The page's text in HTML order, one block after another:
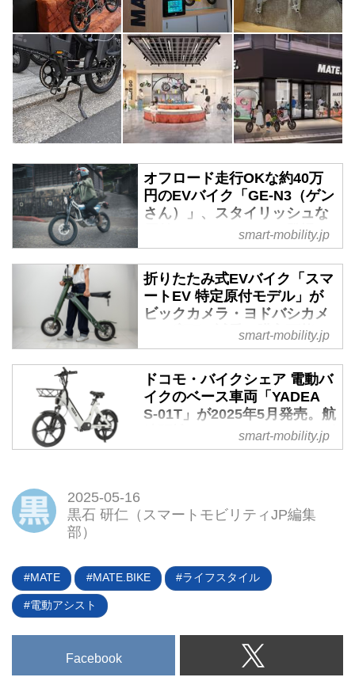
オフロード走行OKな約40万
円のEVバイク「GE-N3（ゲン
さん）」、スタイリッシュな
原付一種バイクとして登場 -
スマートモビリティJP
2025年3月14日、ダートフリーク
は電動原付バイク「GE-N3（通
称：ゲンさん）」を発売。車両区
分は原付一種で、販売価格は39万
6000円に設定される。
smart-mobility.jp
折りたたみ式EVバイク「スマ
ートEV 特定原付モデル」が
ビックカメラ・ヨドバシカメ
ラの店頭で試乗＆購入可能に
- スマートモビリティJP
2025年4月23日、ブレイズは、全
国のヨドバシカメラ店舗のうち6
つの店頭にて、電動バイク「スマ
ートEV 特定原付モデル」の販売
を開始した。すでに同年3月15日
smart-mobility.jp
ドコモ・バイクシェア 電動バ
イクのベース車両「YADEA
S-01T」が2025年5月発売。航
続距離は70km - スマートモビ
リティJP
01T」を2025年5月12日に発売す
め、車道走行モードのみを搭載
し、航続距離70kmを確保してい
smart-mobility.jp
2025-05-16
黒石 研仁（スマートモビリティJP編集
部）
MATE MATE.BIKE ライフスタイル
電動アシスト
Facebook